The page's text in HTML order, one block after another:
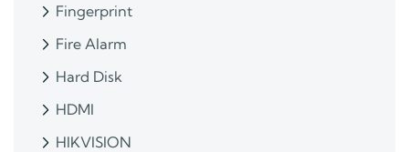
Fingerprint
Fire Alarm
Hard Disk
HDMI
HIKVISION